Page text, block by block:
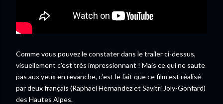
Comme vous pouvez le constater dans le trailer ci-dessus,
visuellement c'est très impressionnant ! Mais ce qui ne saute
pas aux yeux en revanche, c'est le fait que ce film est réalisé
par deux français (Raphaël Hernandez et Savitri Joly-Gonfard)
des Hautes Alpes.